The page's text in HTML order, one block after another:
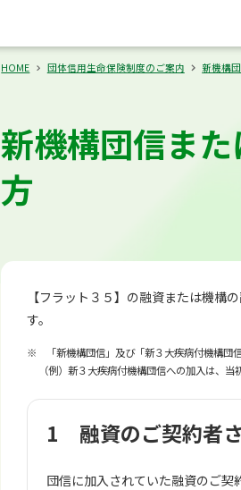
HOME 団体信用生命保険制度のご案内 新機構
新機構団信ま
方
【フラット３５】の融資または機
す。
※ 「新機構団信」及び「新３大疾病付機構団信
（例）新３大疾病付機構団信への加入は、
1 融資のご契約者
団信に加入されていた融資のご